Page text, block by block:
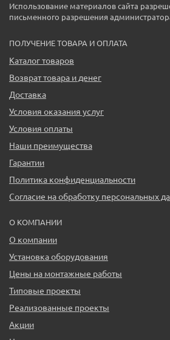
Использование материалов сайта
письменного разрешения
ПОЛУЧЕНИЕ ТОВАРА И ОПЛАТА
Каталог товаров
Возврат товара и денег
Доставка
Условия оказания услуг
Условия оплаты
Наши преимущества
Гарантии
Политика конфиденциальности
Согласие на обработку персональных
О КОМПАНИИ
О компании
Установка оборудования
Цены на монтажные работы
Типовые проекты
Реализованные проекты
Акции